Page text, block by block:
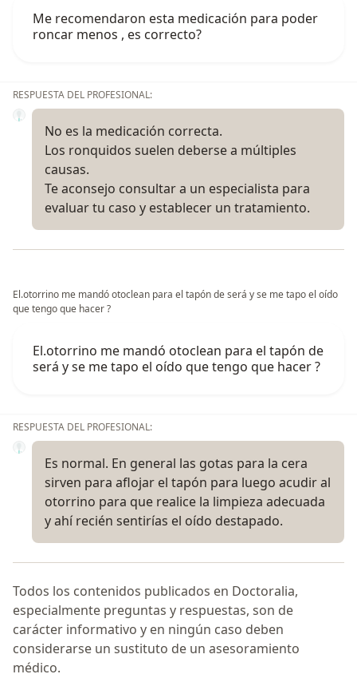
Me recomendaron esta medicación para poder
roncar menos , es correcto?
RESPUESTA DEL PROFESIONAL:
No es la medicación correcta.
Los ronquidos suelen deberse a múltiples
causas.
Te aconsejo consultar a un especialista para
evaluar tu caso y establecer un tratamiento.
El.otorrino me mandó otoclean para el tapón de será y se me tapo el oído
que tengo que hacer ?
El.otorrino me mandó otoclean para el tapón de
será y se me tapo el oído que tengo que hacer ?
RESPUESTA DEL PROFESIONAL:
Es normal. En general las gotas para la cera
sirven para aflojar el tapón para luego acudir al
otorrino para que realice la limpieza adecuada
y ahí recién sentirías el oído destapado.
Todos los contenidos publicados en Doctoralia,
especialmente preguntas y respuestas, son de
carácter informativo y en ningún caso deben
considerarse un sustituto de un asesoramiento
médico.